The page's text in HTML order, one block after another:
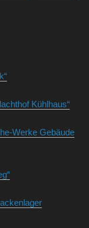
Kühlhaus“
Werke Gebäude